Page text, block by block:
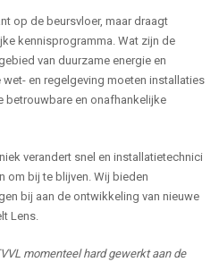
op de beursvloer, maar draagt
kennisprogramma. Wat zijn de
van duurzame energie en
en regelgeving moeten installaties
betrouwbare en onafhankelijke
verandert snel en installatietechnici
om bij te blijven. Wij bieden
bij aan de ontwikkeling van nieuwe
Lens.
momenteel hard gewerkt aan de